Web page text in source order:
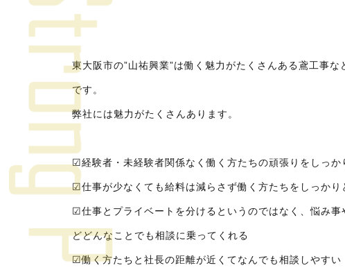
東大阪市の”山祐興業”は働く魅力がたくさんある鳶工事な
です。
弊社には魅力がたくさんあります。
☑経験者・未経験者関係なく働く方たちの頑張りをしっか
☑仕事が少なくても給料は減らさず働く方たちをしっかり
☑仕事とプライベートを分けるというのではなく、悩み事
どどんなことでも相談に乗ってくれる
☑働く方たちと社長の距離が近くてなんでも相談しやすい